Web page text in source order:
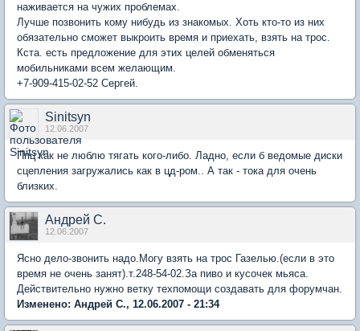
наживается на чужих проблемах.
Лучше позвонить кому нибудь из знакомых. Хоть кто-то из них
обязательно сможет выкроить время и приехать, взять на трос.
Кста. есть предложение для этих целей обменяться
мобильниками всем желающим.
+7-909-415-02-52 Сергей.
Sinitsyn
12.06.2007
Ппц как не люблю тягать кого-либо. Ладно, если б ведомые диски
сцепления загружались как в цд-ром.. А так - тока для очень
близких.
Андрей С.
12.06.2007
Ясно дело-звонить надо.Могу взять на трос Газелью.(если в это
время не очень занят).т.248-54-02.За пиво и кусочек мьяса.
Действительно нужно ветку техпомощи создавать для форумчан.
Изменено: Андрей С., 12.06.2007 - 21:34